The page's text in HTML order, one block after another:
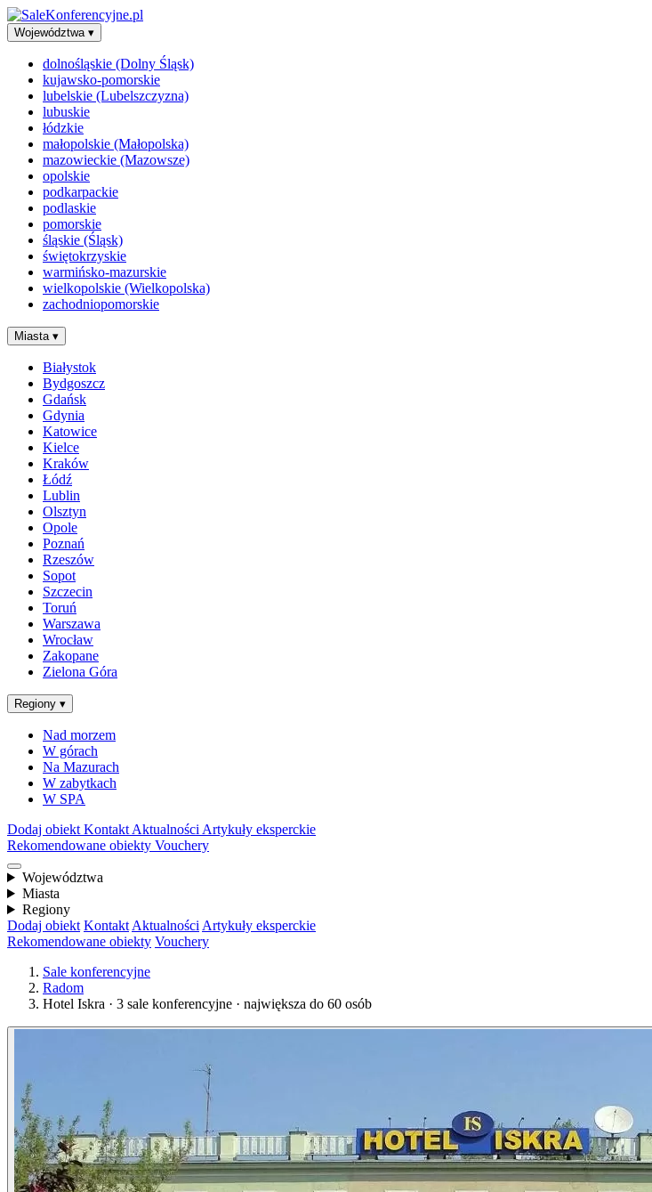
Województwa ▾
dolnośląskie (Dolny Śląsk)
kujawsko-pomorskie
lubelskie (Lubelszczyzna)
lubuskie
łódzkie
małopolskie (Małopolska)
mazowieckie (Mazowsze)
opolskie
podkarpackie
podlaskie
pomorskie
śląskie (Śląsk)
świętokrzyskie
warmińsko-mazurskie
wielkopolskie (Wielkopolska)
zachodniopomorskie
Miasta ▾
Białystok
Bydgoszcz
Gdańsk
Gdynia
Katowice
Kielce
Kraków
Łódź
Lublin
Olsztyn
Opole
Poznań
Rzeszów
Sopot
Szczecin
Toruń
Warszawa
Wrocław
Zakopane
Zielona Góra
Regiony ▾
Nad morzem
W górach
Na Mazurach
W zabytkach
W SPA
Dodaj obiekt Kontakt Aktualności Artykuły eksperckie
Rekomendowane obiekty Vouchery
Województwa
Miasta
Regiony
Dodaj obiekt Kontakt Aktualności Artykuły eksperckie
Rekomendowane obiekty Vouchery
Sale konferencyjne
Radom
Hotel Iskra · 3 sale konferencyjne · największa do 60 osób